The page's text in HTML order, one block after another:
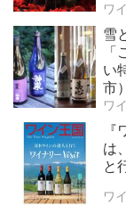
ワ
雪
い
市）
ワ
は
と
ワ